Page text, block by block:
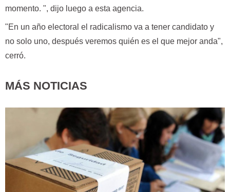
momento. ", dijo luego a esta agencia.
"En un año electoral el radicalismo va a tener candidato y
no solo uno, después veremos quién es el que mejor anda",
cerró.
MÁS NOTICIAS